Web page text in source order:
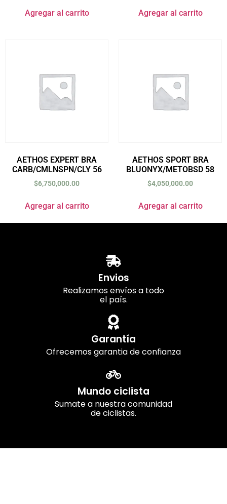
Agregar al carrito Agregar al carrito
AETHOS EXPERT BRA
CARB/CMLNSPN/CLY 56
$6,750,000.00
Agregar al carrito
AETHOS SPORT BRA
BLUONYX/METOBSD 58
$4,050,000.00
Agregar al carrito
Envios
Realizamos envíos a todo
el país.
Garantía
Ofrecemos garantia de confianza
Mundo ciclista
Sumate a nuestra comunidad
de ciclistas.